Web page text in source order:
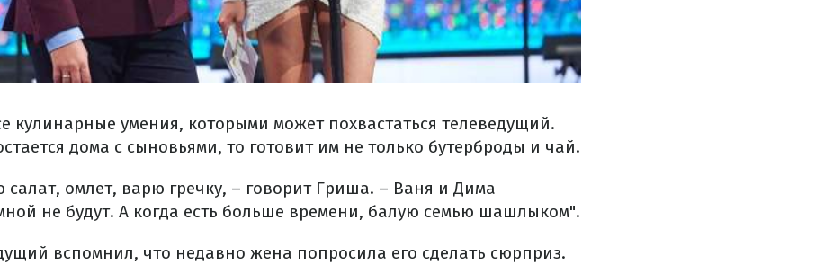
кулинарные умения, которыми может похвастаться телеведущий.
дома с сыновьями, то готовит им не только бутерброды и чай.
салат, омлет, варю гречку, – говорит Гриша. – Ваня и Дима
не будут. А когда есть больше времени, балую семью шашлыком".
вспомнил, что недавно жена попросила его сделать сюрприз.